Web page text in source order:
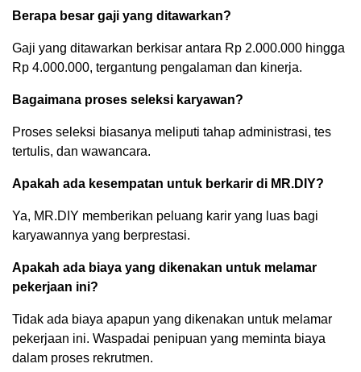
Berapa besar gaji yang ditawarkan?
Gaji yang ditawarkan berkisar antara Rp 2.000.000 hingga
Rp 4.000.000, tergantung pengalaman dan kinerja.
Bagaimana proses seleksi karyawan?
Proses seleksi biasanya meliputi tahap administrasi, tes
tertulis, dan wawancara.
Apakah ada kesempatan untuk berkarir di MR.DIY?
Ya, MR.DIY memberikan peluang karir yang luas bagi
karyawannya yang berprestasi.
Apakah ada biaya yang dikenakan untuk melamar
pekerjaan ini?
Tidak ada biaya apapun yang dikenakan untuk melamar
pekerjaan ini. Waspadai penipuan yang meminta biaya
dalam proses rekrutmen.